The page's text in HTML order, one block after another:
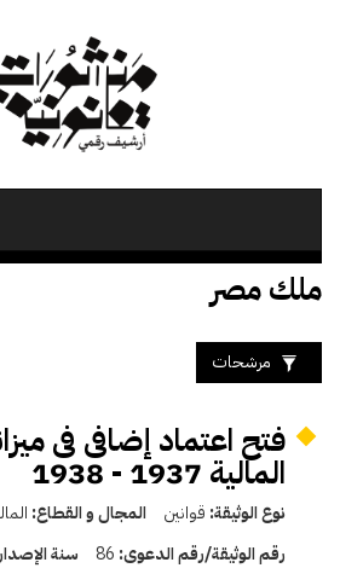
ملك مصر
مرشحات
فتح اعتماد إضافى فى
المالية 1937 - 1938
نوع الوثيقة: قوانين المجال و القطاع:
رقم الوثيقة/رقم الدعوى: 86 سنة